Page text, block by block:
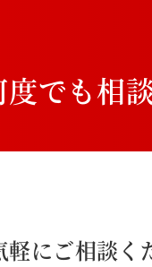
度でも相
軽にご相談く